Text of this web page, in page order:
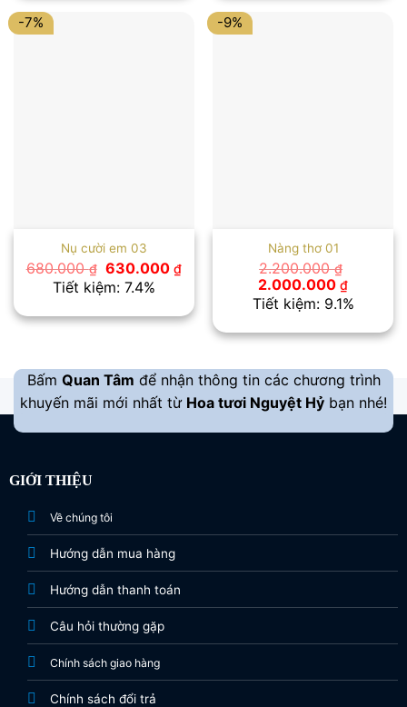
-7%
Nụ cười em 03
680.000₫ Giá
gốc
là:
630.000₫Giá
là:
630.000 ₫.
Tiết kiệm: 7.4%
-9%
Nàng thơ 01
2.200.000₫
Giá
gốc
là:
2.000.000 ₫Giá
hiện
tại
Tiết kiệm: 9.1%
Bấm Quan Tâm để nhận thông tin các chương trình
khuyến mãi mới nhất từ Hoa tươi Nguyệt Hỷ bạn nhé!
GIỚI THIỆU
Về chúng tôi
Hướng dẫn mua hàng
Hướng dẫn thanh toán
Câu hỏi thường gặp
Chính sách giao hàng
Chính sách đổi trả